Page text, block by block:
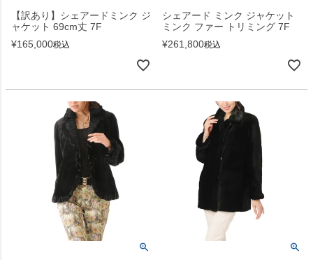
【訳あり】シェアードミンク ジ
ャケット 69cm丈 7F
¥165,000税込
シェアード ミンク ジャケット
ミンク ファー トリミング 7F
¥261,800税込